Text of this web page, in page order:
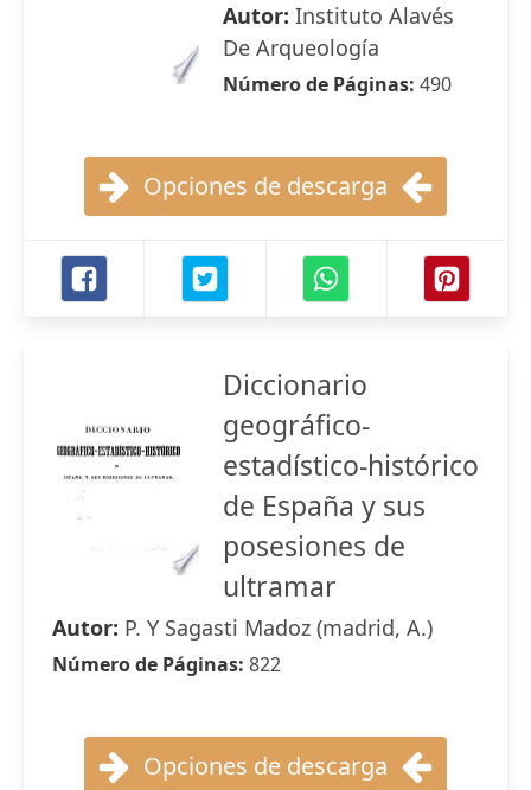
Autor: Instituto Alavés
De Arqueología
Número de Páginas: 490
Opciones de descarga
Diccionario
geográfico-
estadístico-histórico
de España y sus
posesiones de
ultramar
Autor: P. Y Sagasti Madoz (madrid, A.)
Número de Páginas: 822
Opciones de descarga